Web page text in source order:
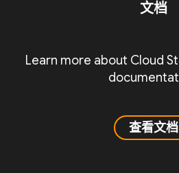
文档
Learn more about Cloud
查看文档